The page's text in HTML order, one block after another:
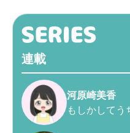
連載
河原崎美香
もしかしてう